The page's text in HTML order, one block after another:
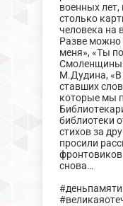
военных
столько
человека на
Разве можно
меня», «Ты
М.Дудина, «В
ставших
которые мы
библиотеки
стихов за
просили
снова…